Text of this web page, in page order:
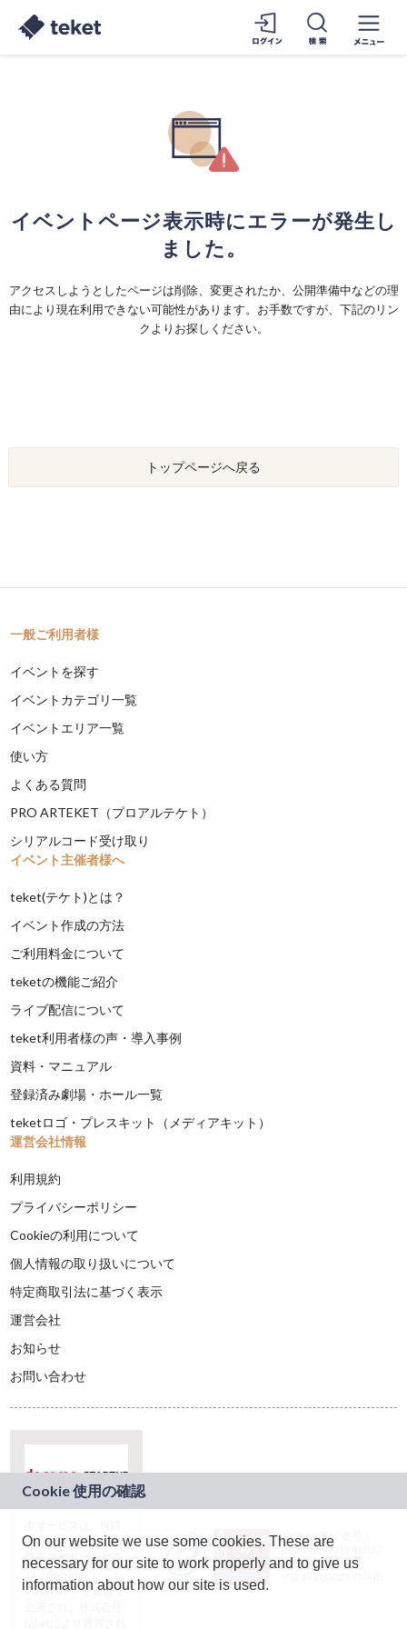
イベントページ表示時にエラーが発生し
ました。
アクセスしようとしたページは削除、変更されたか、公開準備中などの理
由により現在利用できない可能性があります。お手数ですが、下記のリン
クよりお探しください。
トップページへ戻る
一般ご利用者様
イベントを探す
イベントカテゴリ一覧
イベントエリア一覧
使い方
よくある質問
PRO ARTEKET（プロアルテケト）
シリアルコード受け取り
イベント主催者様へ
teket(テケト)とは？
イベント作成の方法
ご利用料金について
teketの機能ご紹介
ライブ配信について
teket利用者様の声・導入事例
資料・マニュアル
登録済み劇場・ホール一覧
teketロゴ・プレスキット（メディアキット）
運営会社情報
利用規約
プライバシーポリシー
Cookieの利用について
個人情報の取り扱いについて
特定商取引法に基づく表示
運営会社
お知らせ
お問い合わせ
ドコモグループの新
規事業創出プログラ
ム「docomo
STARTUP」を通じて
JASRAC許諾番号：
9024936001Y45037
JASRAC許諾番号：
On our website we use some cookies. These are
necessary for our site to work properly and to give us
information about how our site is used.